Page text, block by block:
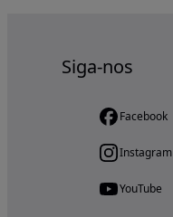
Siga-nos
Facebook
Instagram
YouTube